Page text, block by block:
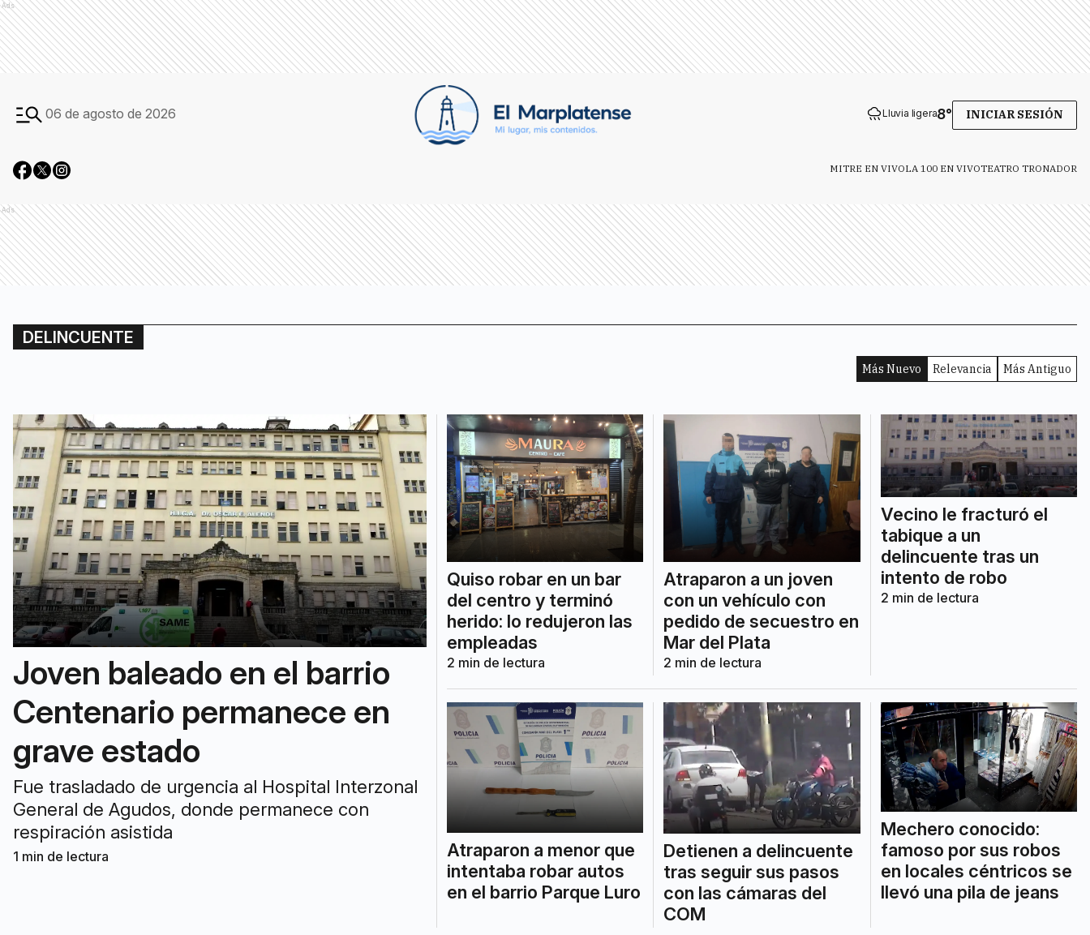
Ads
06 de agosto de 2026 Lluvia ligera8° INICIAR SESIÓN
MITRE EN VIVOLA 100 EN VIVOTEATRO TRONADOR
Ads
DELINCUENTE
Más Nuevo Relevancia Más Antiguo
Joven baleado en el barrio
Centenario permanece en
grave estado
Fue trasladado de urgencia al Hospital Interzonal
General de Agudos, donde permanece con
respiración asistida
1 min de lectura
Quiso robar en un bar
del centro y terminó
herido: lo redujeron las
empleadas
2 min de lectura
Atraparon a un joven
con un vehículo con
pedido de secuestro en
Mar del Plata
2 min de lectura
Vecino le fracturó el
tabique a un
delincuente tras un
intento de robo
2 min de lectura
Atraparon a menor que
intentaba robar autos
en el barrio Parque Luro
Detienen a delincuente
tras seguir sus pasos
con las cámaras del
COM
Mechero conocido:
famoso por sus robos
en locales céntricos se
llevó una pila de jeans